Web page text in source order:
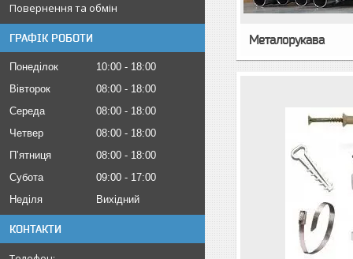
Повернення та обмін
ГРАФІК РОБОТИ
Понеділок 10:00
18:00
Вівторок
08:00
18:00
Середа
08:00
18:00
Четвер
08:00
18:00
Пʼятниця
08:00
18:00
Субота
09:00
17:00
Неділя
Вихідний
КОНТАКТИ
Металорукава